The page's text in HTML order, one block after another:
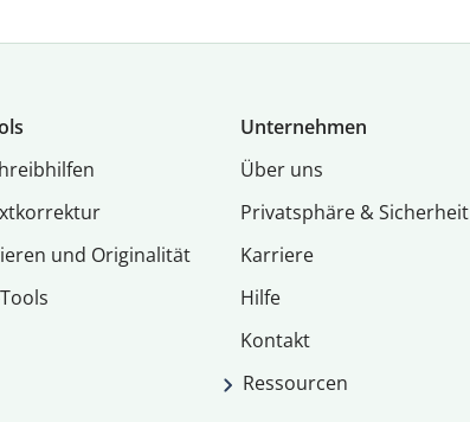
und Originalität
Unternehmen
Über uns
Privatsphäre & Sicherheit
Karriere
Hilfe
Kontakt
Ressourcen